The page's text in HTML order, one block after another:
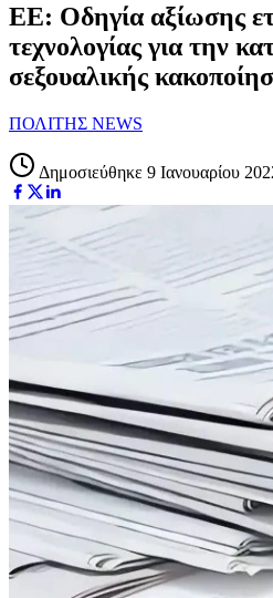
ΕΕ: Οδηγία αξίωσης
τεχνολογίας για την
σεξουαλικής
ΠΟΛΙΤΗΣ NEWS
Δημοσιεύθηκε 9 Ιανουαρίου